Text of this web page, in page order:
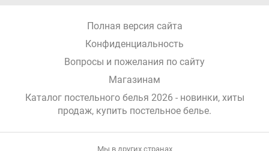
Полная версия сайта
Конфиденциальность
Вопросы и пожелания по сайту
Магазинам
Каталог постельного белья 2026 - новинки, хиты
продаж, купить постельное белье.
Мы в других странах